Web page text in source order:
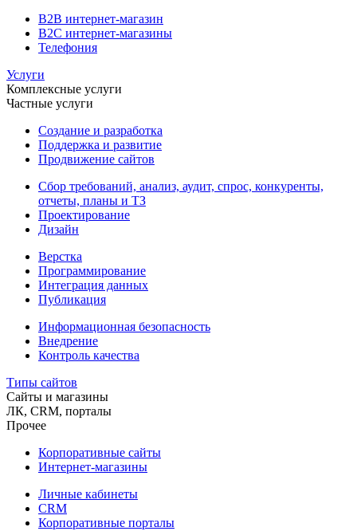
B2B интернет-магазин
B2C интернет-магазины
Телефония
Услуги
Комплексные услуги
Частные услуги
Создание и разработка
Поддержка и развитие
Продвижение сайтов
Сбор требований, анализ, аудит, спрос, конкуренты,
отчеты, планы и ТЗ
Проектирование
Дизайн
Верстка
Программирование
Интеграция данных
Публикация
Информационная безопасность
Внедрение
Контроль качества
Типы сайтов
Сайты и магазины
ЛК, CRM, порталы
Прочее
Корпоративные сайты
Интернет-магазины
Личные кабинеты
CRM
Корпоративные порталы